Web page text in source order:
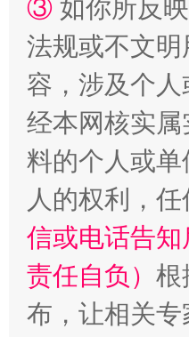
③ 如你所反
法规或不文
容，涉及个
经本网核实
料的个人或
人的权利，
信或电话告
责任自负） 根
布，让相关